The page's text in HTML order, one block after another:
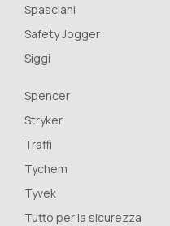
Spasciani
Safety Jogger
Siggi
Spencer
Stryker
Traffi
Tychem
Tyvek
Tutto per la sicurezza